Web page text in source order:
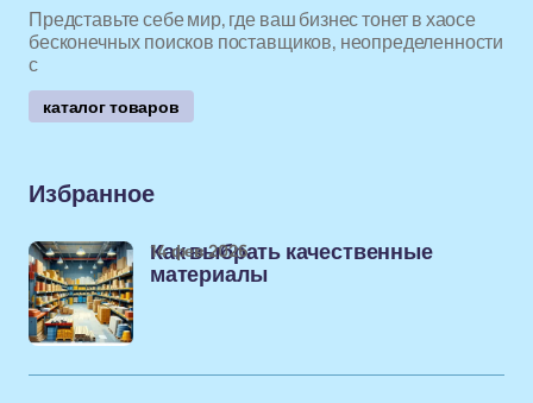
Представьте себе мир, где ваш бизнес тонет в хаосе
бесконечных поисков поставщиков, неопределенности
с
каталог товаров
Избранное
Как выбрать качественные
материалы
14 фев 2026